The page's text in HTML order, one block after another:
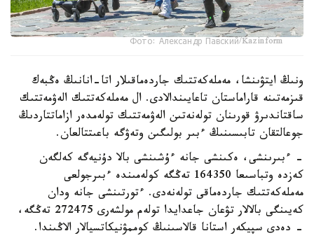
Фото: Александр Павский/Kazinform
ونىڭ ايتۋىنشا، مەملەكەتتىك جاردەماقىلار اتا-انانىڭ ەڭبەك
قىزمەتىنە قاراماستان تاعايىندالادى. ال مەملەكەتتىك الەۋمەتتىك
ساقتاندىرۋ قورىنان تولەنەتىن الەۋمەتتىك تولەمدەر ازاماتتاردىڭ
جوعالتقان تابىسىنىڭ ءبىر بولىگىن وتەۋگە باعىتتالعان.
- ءبىرىنشى، ەكىنشى جانە ءۇشىنشى بالا دۇنيەگە كەلگەن
كەزدە وتباسىعا 164350 تەڭگە كولەمىندە ءبىرجولعى
مەملەكەتتىك جاردەماقى تولەنەدى. ءتورتىنشى جانە ودان
كەيىنگى بالالار تۋعان جاعدايدا تولەم مولشەرى 272475 تەڭگە،
- دەدى سپيكەر استانا قالاسىنىڭ كوممۋنيكاتسيالار الاڭىندا.